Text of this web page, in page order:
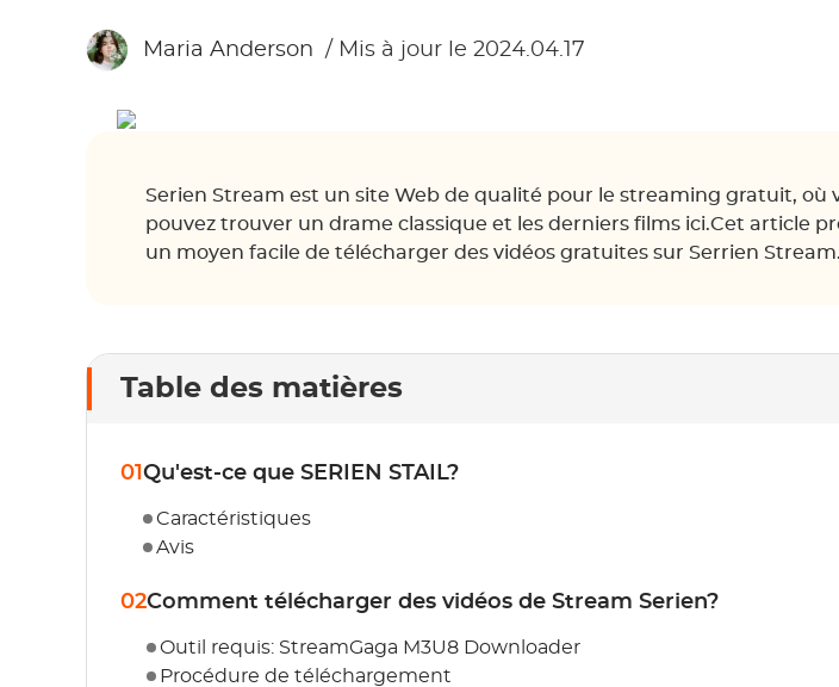
Maria Anderson / Mis à jour le 2024.04.17
Serien Stream est un site Web de qualité pour le streaming gratuit, où
pouvez trouver un drame classique et les derniers films ici.Cet article
un moyen facile de télécharger des vidéos gratuites sur Serrien Stream.
Table des matières
01 Qu'est-ce que SERIEN STAIL?
Caractéristiques
Avis
02Comment télécharger des vidéos de Stream Serien?
Outil requis: StreamGaga M3U8 Downloader
Procédure de téléchargement